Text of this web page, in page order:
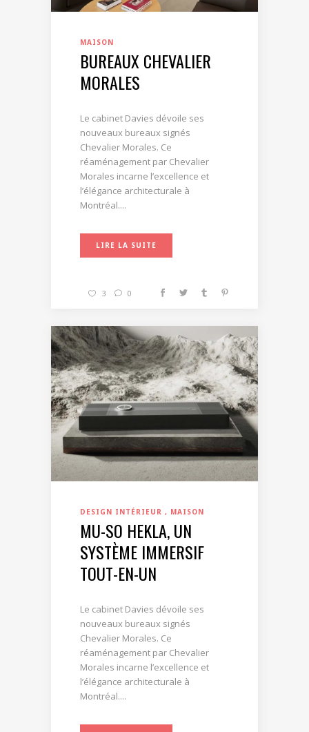
MAISON
BUREAUX CHEVALIER
MORALES
Le cabinet Davies dévoile ses
nouveaux bureaux signés
Chevalier Morales. Ce
réaménagement par Chevalier
Morales incarne l’excellence et
l’élégance architecturale à
Montréal....
LIRE LA SUITE
3 0
DESIGN INTÉRIEUR MAISON
MU-SO HEKLA, UN
SYSTÈME IMMERSIF
TOUT-EN-UN
Le cabinet Davies dévoile ses
nouveaux bureaux signés
Chevalier Morales. Ce
réaménagement par Chevalier
Morales incarne l’excellence et
l’élégance architecturale à
Montréal....